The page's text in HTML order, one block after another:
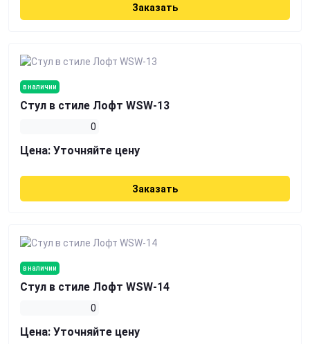
Заказать
в наличии
Стул в стиле Лофт WSW-13
0
Цена: Уточняйте цену
Заказать
в наличии
Стул в стиле Лофт WSW-14
0
Цена: Уточняйте цену